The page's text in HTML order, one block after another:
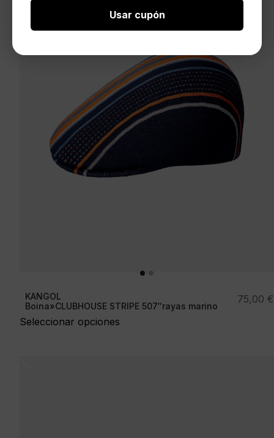
KANGOL
Boina»CLUBHOUSE STRIPE 507″rayas marino
Seleccionar opciones
75,00 €
Usar cupón